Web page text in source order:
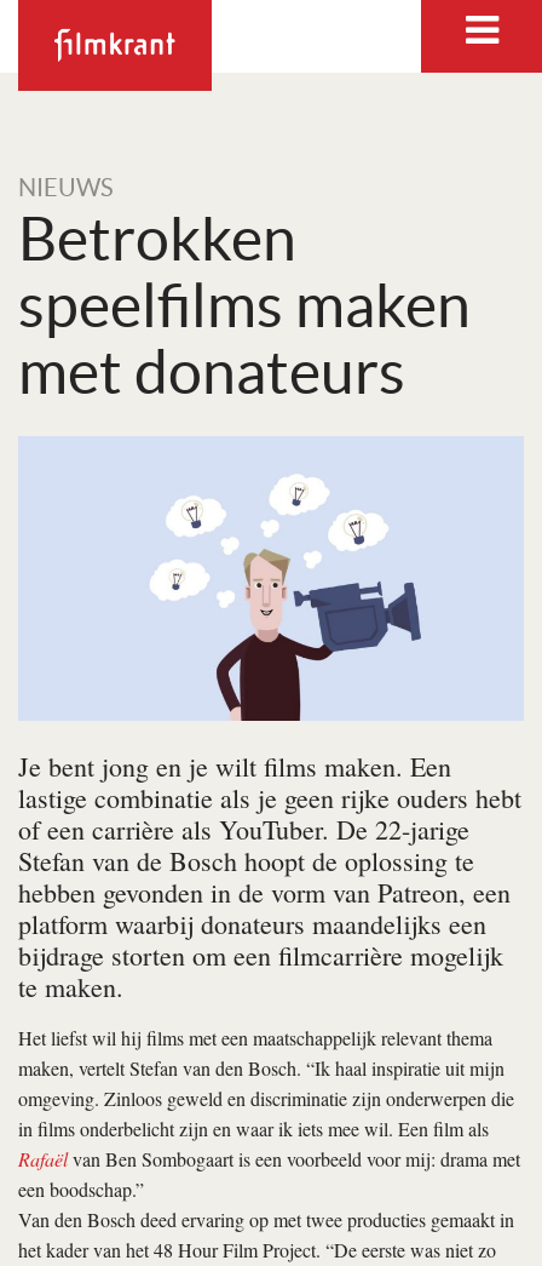
NIEUWS
Betrokken
speelfilms maken
met donateurs
Je bent jong en je wilt films maken. Een
lastige combinatie als je geen rijke ouders hebt
of een carrière als YouTuber. De 22-jarige
Stefan van de Bosch hoopt de oplossing te
hebben gevonden in de vorm van Patreon, een
platform waarbij donateurs maandelijks een
bijdrage storten om een filmcarrière mogelijk
te maken.
Het liefst wil hij films met een maatschappelijk relevant thema
maken, vertelt Stefan van den Bosch. “Ik haal inspiratie uit mijn
omgeving. Zinloos geweld en discriminatie zijn onderwerpen die
in films onderbelicht zijn en waar ik iets mee wil. Een film als
Rafaëlvan Ben Sombogaart is een voorbeeld voor mij: drama met
een boodschap.”
Van den Bosch deed ervaring op met twee producties gemaakt in
het kader van het 48 Hour Film Project. “De eerste was niet zo